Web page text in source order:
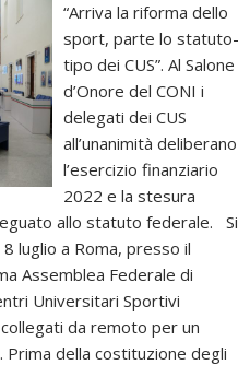
“Arriva la riforma dello
sport, parte lo statuto-
tipo dei CUS”. Al Salone
d’Onore del CONI i
delegati dei CUS
all’unanimità deliberano
l’esercizio finanziario
2022 e la stesura
allo statuto federale. Si
luglio a Roma, presso il
Assemblea Federale di
Universitari Sportivi
da remoto per un
della costituzione degli